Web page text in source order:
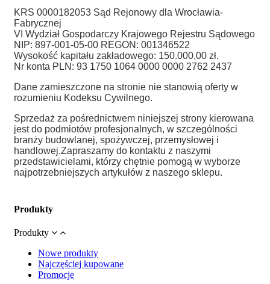
KRS 0000182053 Sąd Rejonowy dla Wrocławia-
Fabrycznej
VI Wydział Gospodarczy Krajowego Rejestru Sądowego
NIP: 897-001-05-00 REGON: 001346522
Wysokość kapitału zakładowego: 150.000,00 zł.
Nr konta PLN: 93 1750 1064 0000 0000 2762 2437
Dane zamieszczone na stronie nie stanowią oferty w
rozumieniu Kodeksu Cywilnego.
Sprzedaż za pośrednictwem niniejszej strony kierowana
jest do podmiotów profesjonalnych, w szczególności
branży budowlanej, spożywczej, przemysłowej i
handlowej.Zapraszamy do kontaktu z naszymi
przedstawicielami, którzy chętnie pomogą w wyborze
najpotrzebniejszych artykułów z naszego sklepu.
Produkty
Produkty
Nowe produkty
Najczęściej kupowane
Promocje